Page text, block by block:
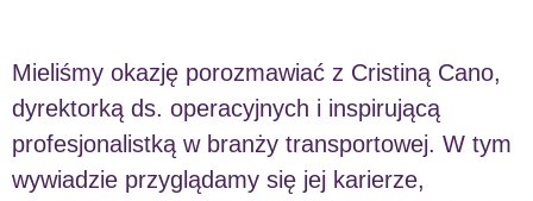
Mieliśmy okazję porozmawiać z Cristiną Cano,
dyrektorką ds. operacyjnych i inspirującą
profesjonalistką w branży transportowej. W tym
wywiadzie przyglądamy się jej karierze,